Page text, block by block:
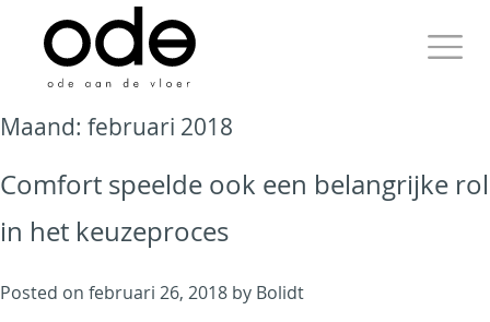
content
Ode aan de Vloer
Just another WordPress
Maand: februari 2018
Comfort speelde ook een belangrijke rol
in het keuzeproces
Posted on februari 26, 2018 by Bolidt